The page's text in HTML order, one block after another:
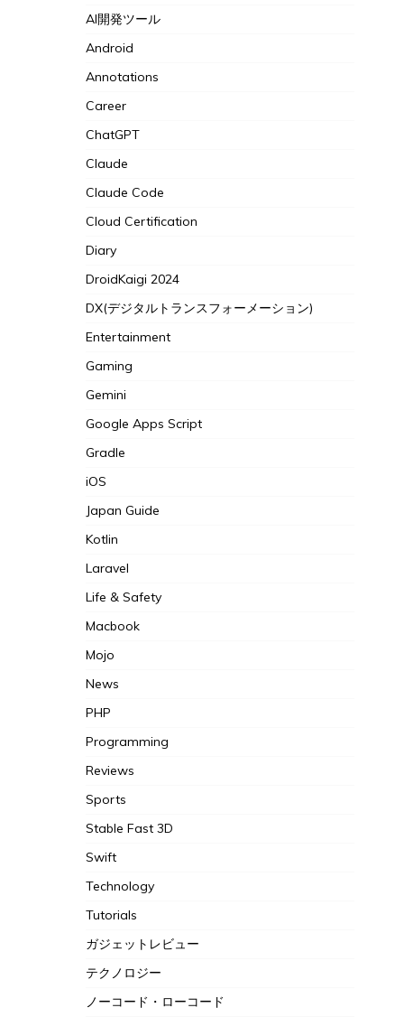
AI開発ツール
Android
Annotations
Career
ChatGPT
Claude
Claude Code
Cloud Certification
Diary
DroidKaigi 2024
DX(デジタルトランスフォーメーション)
Entertainment
Gaming
Gemini
Google Apps Script
Gradle
iOS
Japan Guide
Kotlin
Laravel
Life & Safety
Macbook
Mojo
News
PHP
Programming
Reviews
Sports
Stable Fast 3D
Swift
Technology
Tutorials
ガジェットレビュー
テクノロジー
ノーコード・ローコード